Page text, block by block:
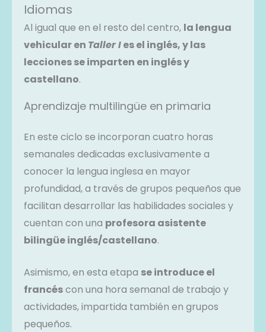
Idiomas
Al igual que en el resto del centro, la lengua
vehicular en Taller Ies el inglés, y las
lecciones se imparten en inglés y
castellano.
Aprendizaje multilingüe en primaria
En este ciclo se incorporan cuatro horas
semanales dedicadas exclusivamente a
conocer la lengua inglesa en mayor
profundidad, a través de grupos pequeños que
facilitan desarrollar las habilidades sociales y
cuentan con una profesora asistente
bilingüe inglés/castellano.
Asimismo, en esta etapa se introduce el
francéscon una hora semanal de trabajo y
actividades, impartida también en grupos
pequeños.